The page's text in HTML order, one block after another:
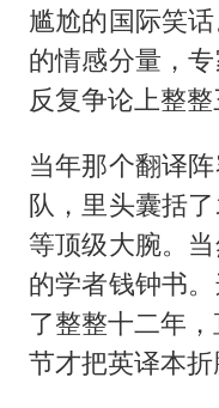
尴尬的国际笑
的情感分量，
反复争论上整整
当年那个翻译
队，里头囊括了
等顶级大腕。
的学者钱钟书
了整整十二年
节才把英译本折